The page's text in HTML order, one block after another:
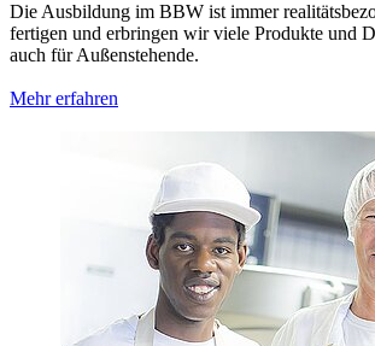
Die Ausbildung im BBW ist immer
fertigen und erbringen wir viele Produkte und
auch für Außenstehende.
Mehr erfahren